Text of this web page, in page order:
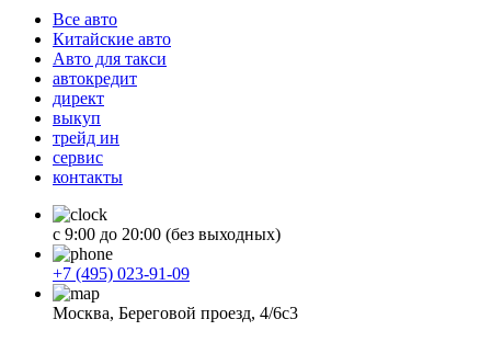
Все авто
Китайские авто
Авто для такси
автокредит
директ
выкуп
трейд ин
сервис
контакты
с 9:00 до 20:00 (без выходных)
+7 (495) 023-91-09
Москва, Береговой проезд, 4/6с3